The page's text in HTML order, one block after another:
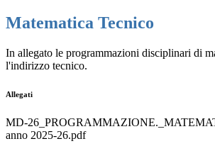
Matematica Tecnico
In allegato le programmazioni disciplinari di
l'indirizzo tecnico.
Allegati
MD-
anno 2025-26.pdf